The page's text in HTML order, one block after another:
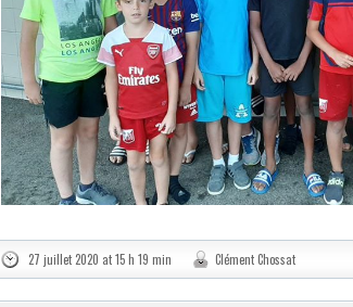
27 juillet 2020 at 15 h 19 min Clément Chossat